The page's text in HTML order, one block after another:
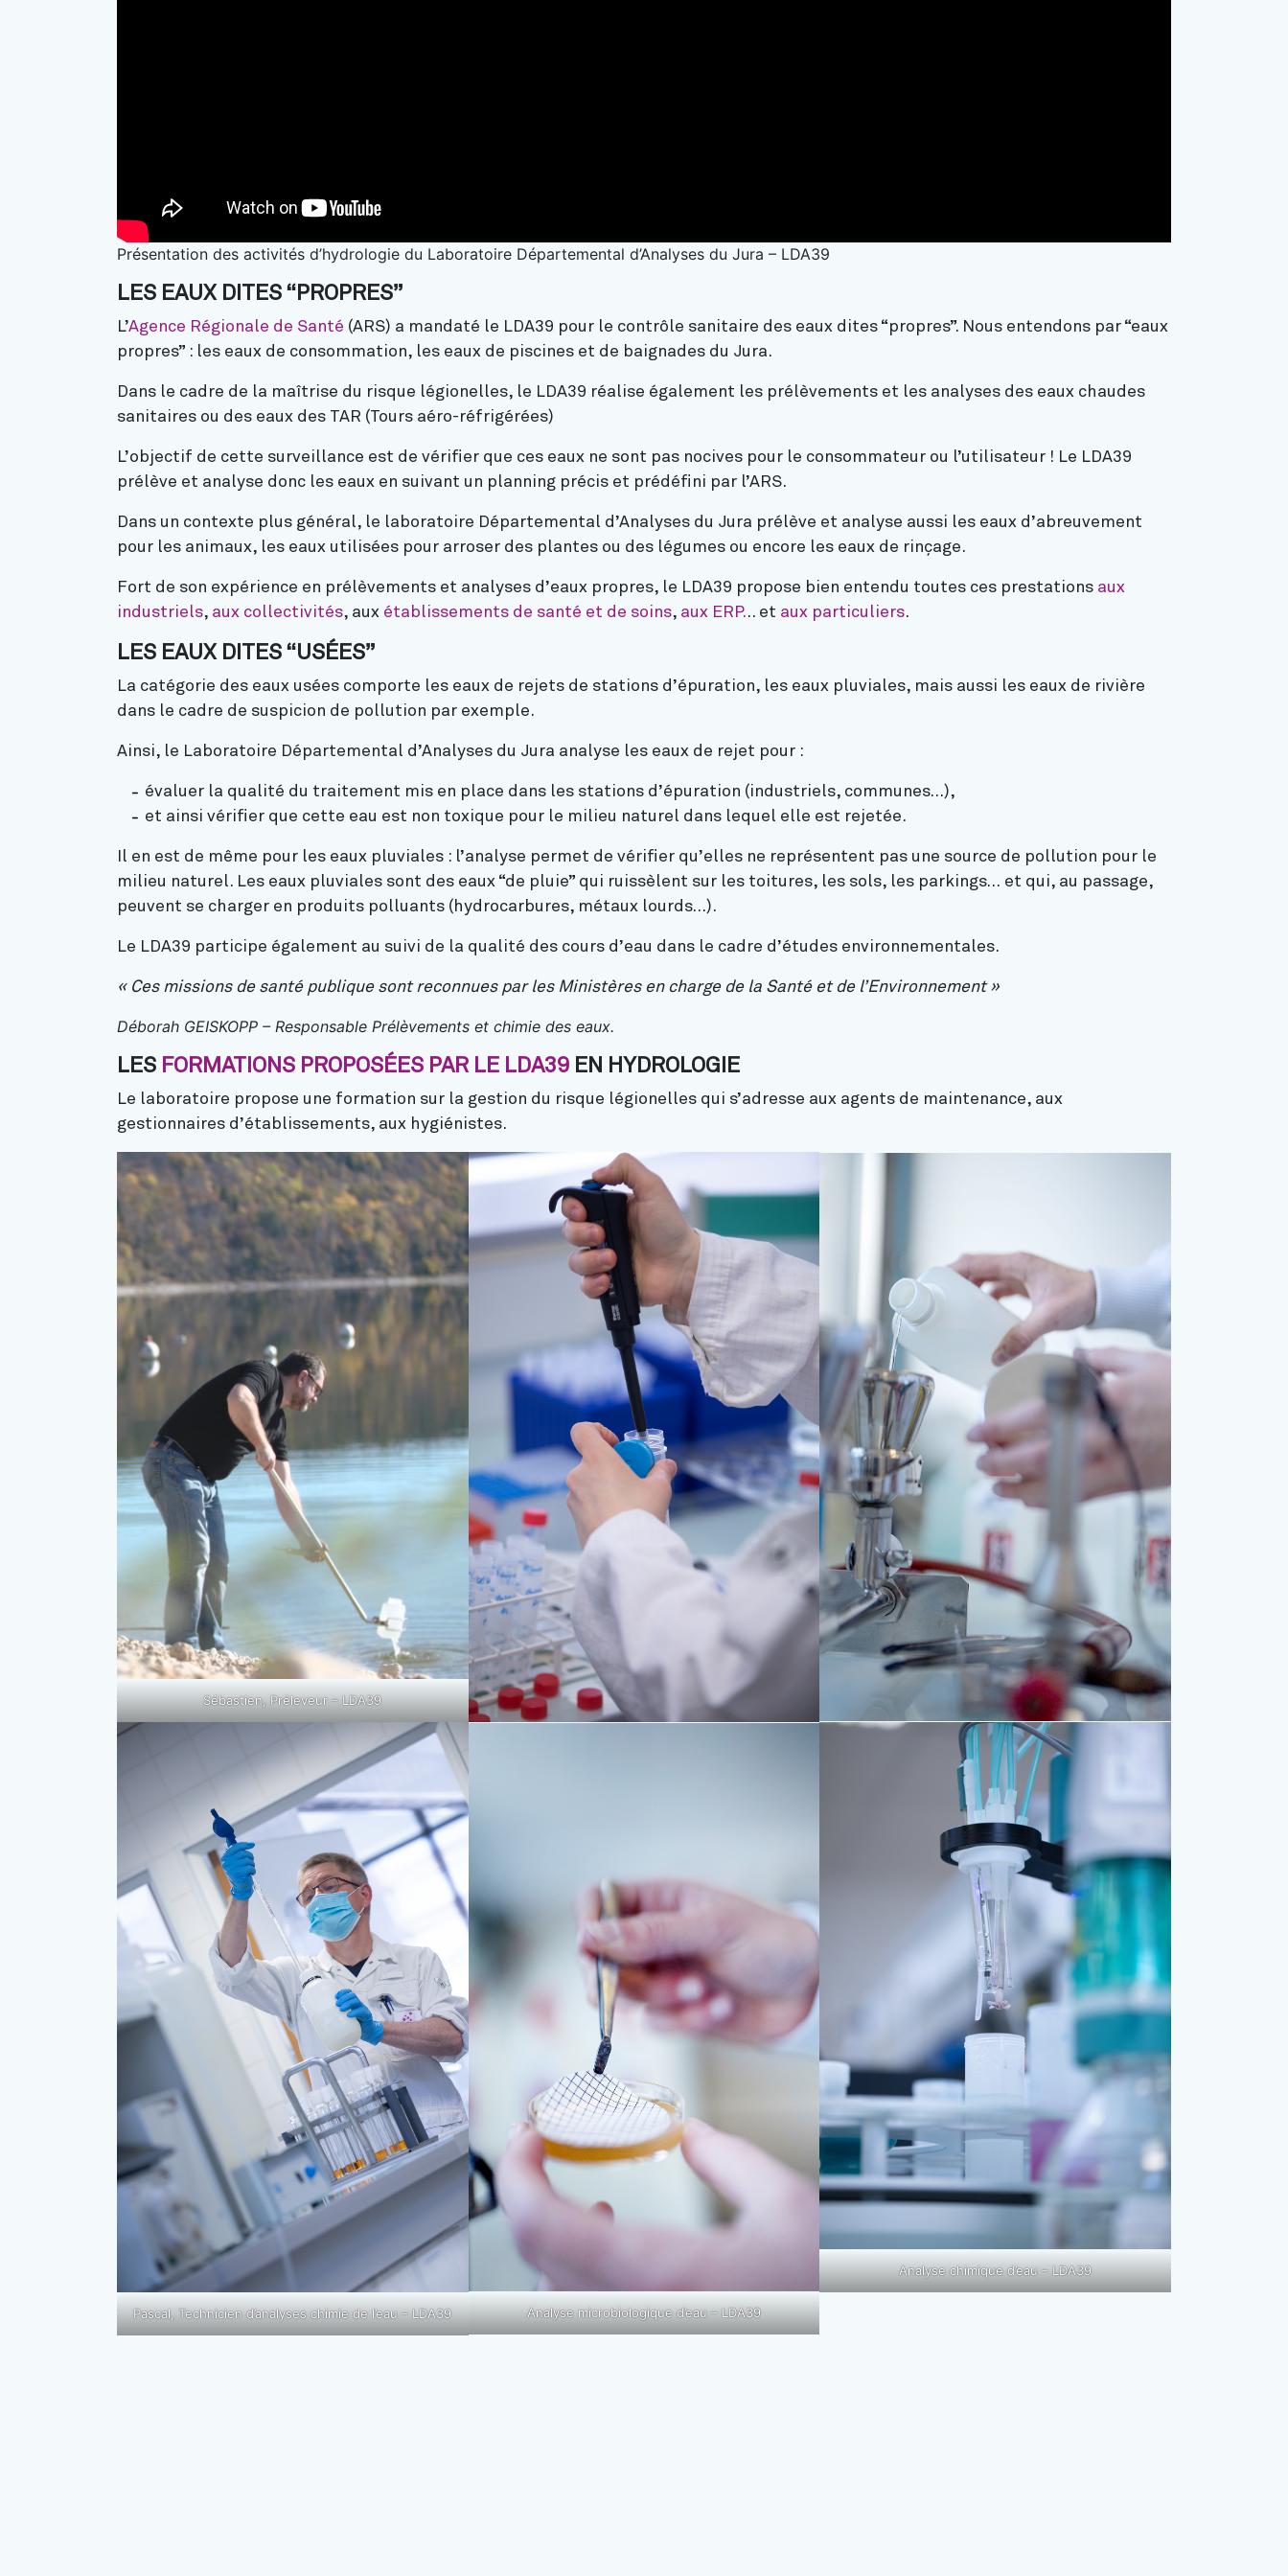
Présentation des activités d’hydrologie du Laboratoire Départemental d’Analyses du Jura – LDA39
LES EAUX DITES “PROPRES”
L’Agence Régionale de Santé (ARS) a mandaté le LDA39 pour le contrôle sanitaire des eaux dites “propres”. Nous entendons par “eaux
propres” : les eaux de consommation, les eaux de piscines et de baignades du Jura.
Dans le cadre de la maîtrise du risque légionelles, le LDA39 réalise également les prélèvements et les analyses des eaux chaudes
sanitaires ou des eaux des TAR (Tours aéro-réfrigérées)
L’objectif de cette surveillance est de vérifier que ces eaux ne sont pas nocives pour le consommateur ou l’utilisateur ! Le LDA39
prélève et analyse donc les eaux en suivant un planning précis et prédéfini par l’ARS.
Dans un contexte plus général, le laboratoire Départemental d’Analyses du Jura prélève et analyse aussi les eaux d’abreuvement
pour les animaux, les eaux utilisées pour arroser des plantes ou des légumes ou encore les eaux de rinçage.
Fort de son expérience en prélèvements et analyses d’eaux propres, le LDA39 propose bien entendu toutes ces prestations aux
industriels, aux collectivités, aux établissements de santé et de soins, aux ERP... et aux particuliers.
LES EAUX DITES “USÉES”
La catégorie des eaux usées comporte les eaux de rejets de stations d’épuration, les eaux pluviales, mais aussi les eaux de rivière
dans le cadre de suspicion de pollution par exemple.
Ainsi, le Laboratoire Départemental d’Analyses du Jura analyse les eaux de rejet pour :
évaluer la qualité du traitement mis en place dans les stations d’épuration (industriels, communes…),
et ainsi vérifier que cette eau est non toxique pour le milieu naturel dans lequel elle est rejetée.
Il en est de même pour les eaux pluviales : l’analyse permet de vérifier qu’elles ne représentent pas une source de pollution pour le
milieu naturel. Les eaux pluviales sont des eaux “de pluie” qui ruissèlent sur les toitures, les sols, les parkings… et qui, au passage,
peuvent se charger en produits polluants (hydrocarbures, métaux lourds…).
Le LDA39 participe également au suivi de la qualité des cours d’eau dans le cadre d’études environnementales.
« Ces missions de santé publique sont reconnues par les Ministères en charge de la Santé et de l’Environnement »
Déborah GEISKOPP – Responsable Prélèvements et chimie des eaux.
LES FORMATIONS PROPOSÉES PAR LE LDA39 EN HYDROLOGIE
Le laboratoire propose une formation sur la gestion du risque légionelles qui s’adresse aux agents de maintenance, aux
gestionnaires d’établissements, aux hygiénistes.
Sébastien, Préleveur – LDA39
Filtration pour analyse microbiologique d’eau – LDA39
Pascal, Technicien d’analyses chimie de l’eau – LDA39 Analyse microbiologique d’eau – LDA39
Analyse chimique d’eau – LDA39